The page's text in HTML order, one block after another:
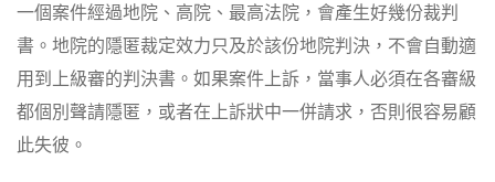
一個案件經過地院、高院、最高法院，會產生好幾份裁判
書。地院的隱匿裁定效力只及於該份地院判決，不會自動適
用到上級審的判決書。如果案件上訴，當事人必須在各審級
都個別聲請隱匿，或者在上訴狀中一併請求，否則很容易顧
此失彼。